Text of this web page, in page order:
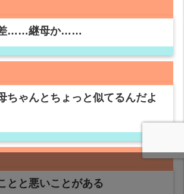
差……継母か……
ちゃんとちょっと似てるんだよ
とと悪いことがある